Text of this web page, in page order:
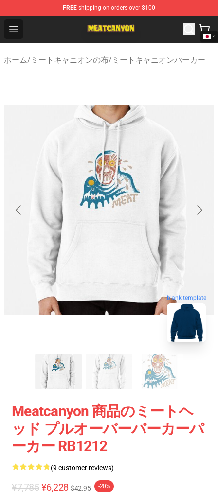
FREE shipping on orders over $100
Open menu
MeatCanyon Shop - Official MeatCanyon Merchandise
ホーム/ ミートキャニオンの布/ ミートキャニオンパーカー
blank template
Meatcanyon 商品のミートヘ
ッド プルオーバーパーカーパ
ーカー RB1212
(9 customer reviews)
¥7,785 ¥6,228 $42.95 -20%